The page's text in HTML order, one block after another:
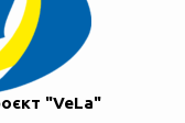
"VeLa"